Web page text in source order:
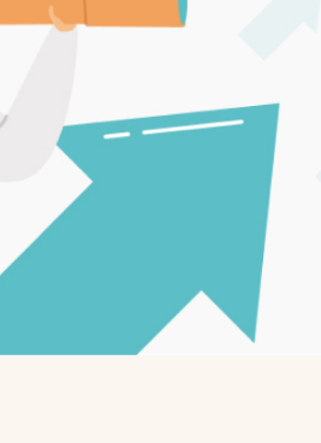
消費者身體健康
消申請資格，請您再次填寫
送出